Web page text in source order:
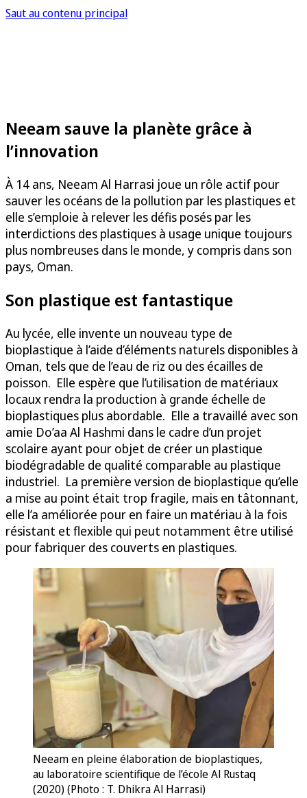
Saut au contenu principal
Neeam sauve la planète grâce à
l’innovation
À 14 ans, Neeam Al Harrasi joue un rôle actif pour
sauver les océans de la pollution par les plastiques et
elle s’emploie à relever les défis posés par les
interdictions des plastiques à usage unique toujours
plus nombreuses dans le monde, y compris dans son
pays, Oman.
Son plastique est fantastique
Au lycée, elle invente un nouveau type de
bioplastique à l’aide d’éléments naturels disponibles à
Oman, tels que de l’eau de riz ou des écailles de
poisson. Elle espère que l’utilisation de matériaux
locaux rendra la production à grande échelle de
bioplastiques plus abordable. Elle a travaillé avec son
amie Do’aa Al Hashmi dans le cadre d’un projet
scolaire ayant pour objet de créer un plastique
biodégradable de qualité comparable au plastique
industriel. La première version de bioplastique qu’elle
a mise au point était trop fragile, mais en tâtonnant,
elle l’a améliorée pour en faire un matériau à la fois
résistant et flexible qui peut notamment être utilisé
pour fabriquer des couverts en plastiques.
Neeam en pleine élaboration de bioplastiques,
au laboratoire scientifique de l’école Al Rustaq
(2020) (Photo : T. Dhikra Al Harrasi)